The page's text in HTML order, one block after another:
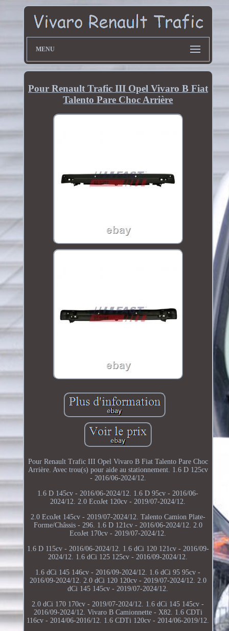
MENU
Pour Renault Trafic III Opel Vivaro B Fiat
Talento Pare Choc Arrière
Pour Renault Trafic III Opel Vivaro B Fiat Talento Pare Choc
Arrière. Avec trou(s) pour aide au stationnement. 1.6 D 125cv
- 2016/06-2024/12.
1.6 D 145cv - 2016/06-2024/12. 1.6 D 95cv - 2016/06-
2024/12. 2.0 EcoJet 120cv - 2019/07-2024/12.
2.0 EcoJet 145cv - 2019/07-2024/12. Talento Camion Plate-
Forme/Châssis - 296. 1.6 D 121cv - 2016/06-2024/12. 2.0
EcoJet 170cv - 2019/07-2024/12.
1.6 D 115cv - 2016/06-2024/12. 1.6 dCi 120 121cv - 2016/09-
2024/12. 1.6 dCi 125 125cv - 2016/09-2024/12.
1.6 dCi 145 146cv - 2016/09-2024/12. 1.6 dCi 95 95cv -
2016/09-2024/12. 2.0 dCi 120 120cv - 2019/07-2024/12. 2.0
dCi 145 145cv - 2019/07-2024/12.
2.0 dCi 170 170cv - 2019/07-2024/12. 1.6 dCi 145 145cv -
2016/09-2024/12. Vivaro B Camionnette - X82. 1.6 CDTi
116cv - 2014/06-2016/12. 1.6 CDTi 120cv - 2014/06-2019/12.